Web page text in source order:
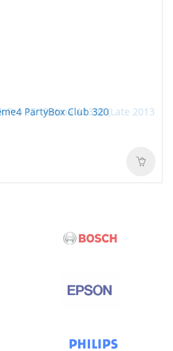
PartyBox Club 320